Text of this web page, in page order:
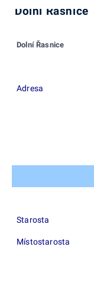
Dolní Řasnice
Dolní Řasnice
Adresa
Starosta
Místostarosta